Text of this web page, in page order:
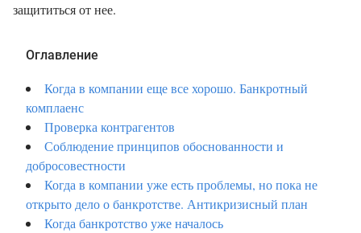
защититься от нее.
Оглавление
Когда в компании еще все хорошо. Банкротный
комплаенс
Проверка контрагентов
Соблюдение принципов обоснованности и
добросовестности
Когда в компании уже есть проблемы, но пока не
открыто дело о банкротстве. Антикризисный план
Когда банкротство уже началось